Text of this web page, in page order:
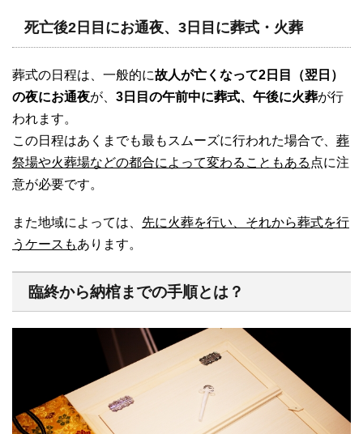
死亡後2日目にお通夜、3日目に葬式・火葬
葬式の日程は、一般的に故人が亡くなって2日目（翌日）
の夜にお通夜が、 3日目の午前中に葬式、午後に火葬が行
われます。
この日程はあくまでも最もスムーズに行われた場合で、 葬
祭場や火葬場などの都合によって変わることもある 点に注
意が必要です。
また地域によっては、 先に火葬を行い、それから葬式を行
うケースもあります。
臨終から納棺までの手順とは？